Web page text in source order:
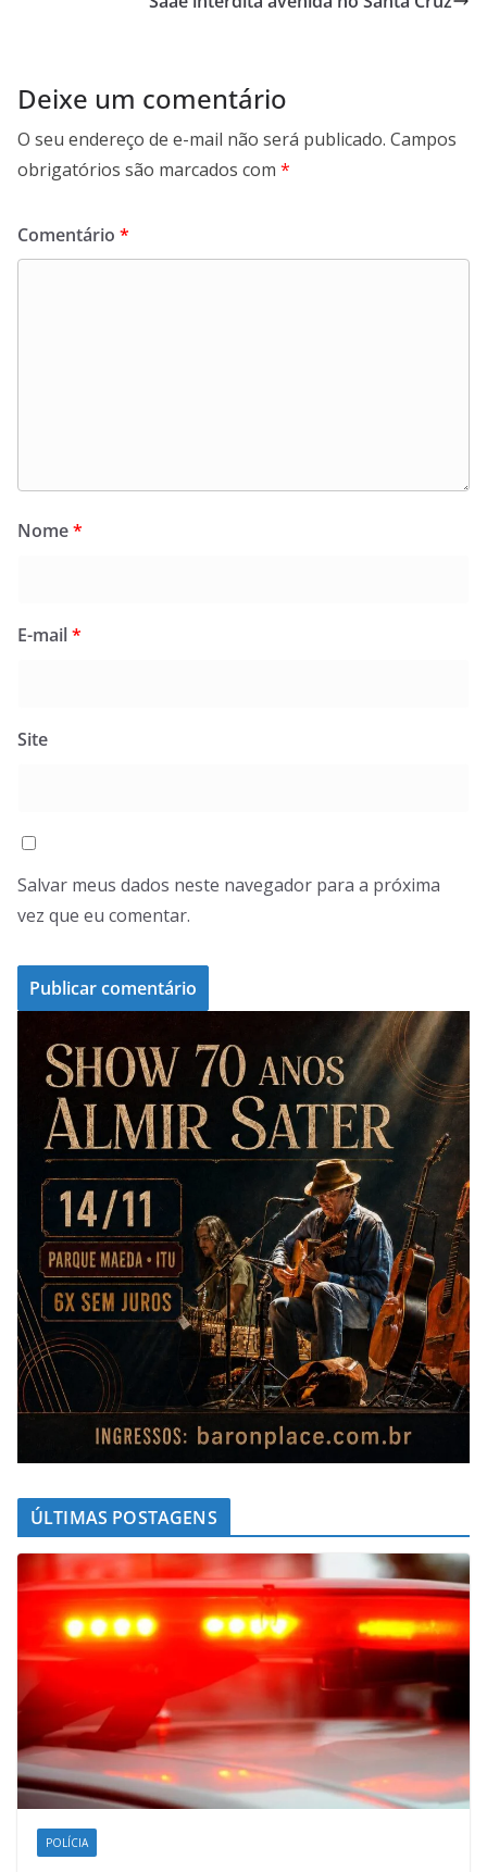
Deixe um comentário
O seu endereço de e-mail não será publicado. Campos
obrigatórios são marcados com *
Comentário *
Nome*
E-mail*
Site
Salvar meus dados neste navegador para a próxima
vez que eu comentar.
ÚLTIMAS POSTAGENS
POLÍCIA